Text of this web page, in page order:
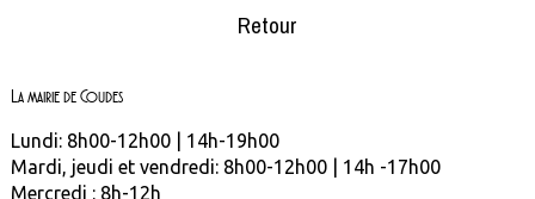
Retour
La mairie de Coudes
Lundi: 8h00-12h00 | 14h-19h00
Mardi, jeudi et vendredi: 8h00-12h00 | 14h -17h00
Mercredi : 8h-12h